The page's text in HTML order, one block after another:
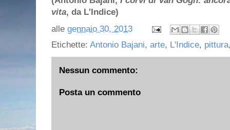
vita, da L'Indice)
alle gennaio 30, 2013
Etichette: Antonio Bajani, arte, L'Indice, pittura
Nessun commento:
Posta un commento